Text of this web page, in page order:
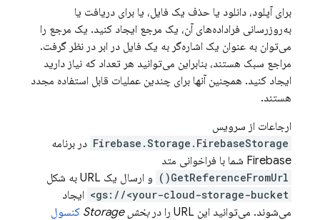
برای آپلود، دانلود یا حذف یک فایل، یا برای دریافت یا
به‌روزرسانی فراداده‌های آن، یک مرجع ایجاد کنید. یک مرجع را
می‌توان به عنوان یک اشاره‌گر به یک فایل در ابر در نظر گرفت.
مراجع سبک هستند، بنابراین می‌توانید هر تعداد که نیاز دارید
ایجاد کنید. همچنین آنها برای چندین عملیات قابل استفاده مجدد
هستند.
ارجاعات از سرویس
Firebase.Storage.FirebaseStorage در برنامه
Firebase شما با فراخوانی متد
GetReferenceFromUrl() و ارسال یک URL به شکل
gs://<your-cloud-storage-bucket>
ایجاد
می‌شوند. می‌توانید این URL را در
بخش Storage
کنسول